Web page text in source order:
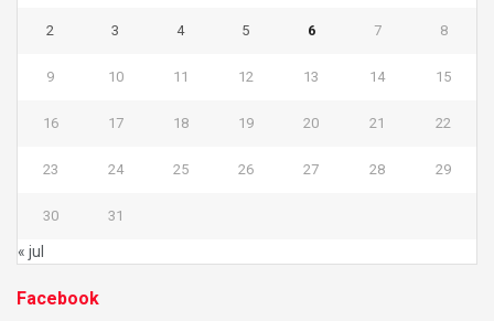
2 3 4 5 6 7 8
9 10 11 12 13 14 15
16 17 18 19 20 21 22
23 24 25 26 27 28 29
30 31
« jul
Facebook